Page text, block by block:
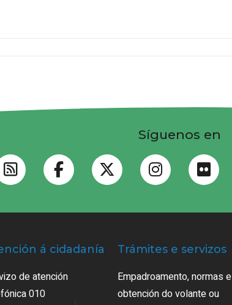
Síguenos en
á cidadanía
de atención
010
Trámites e servizos
Empadroamento, normas e
obtención do volante ou